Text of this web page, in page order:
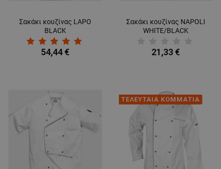
Σακάκι κουζίνας LAPO
BLACK
54,44 €
Σακάκι κουζίνας NAPOLI
WHITE/BLACK
21,33 €
ΤΕΛΕΥΤΑΙΑ ΚΟΜΜΑΤΙΑ